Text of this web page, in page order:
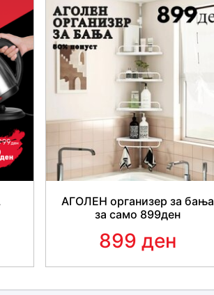
АГОЛЕН организер за бања
за само 899ден
899 ден